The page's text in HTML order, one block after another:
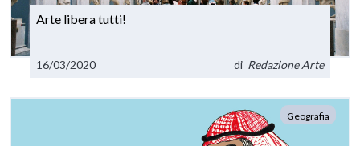
Arte libera tutti!
16/03/2020 di Redazione Arte
Geografia